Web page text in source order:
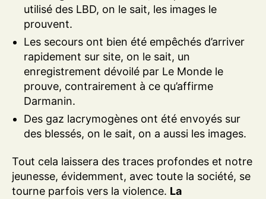
utilisé des LBD, on le sait, les images le
prouvent.
Les secours ont bien été empêchés d’arriver
rapidement sur site, on le sait, un
enregistrement dévoilé par Le Monde le
prouve, contrairement à ce qu’affirme
Darmanin.
Des gaz lacrymogènes ont été envoyés sur
des blessés, on le sait, on a aussi les images.
Tout cela laissera des traces profondes et notre
jeunesse, évidemment, avec toute la société, se
tourne parfois vers la violence. La